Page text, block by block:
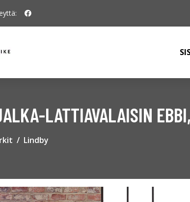
LATTIAVALAISIN
Lindby